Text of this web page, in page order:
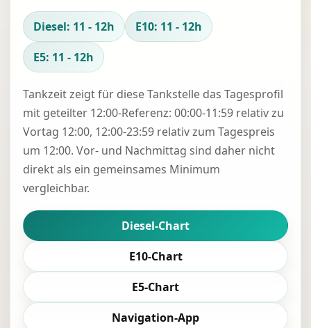
Diesel: 11 - 12h
E10: 11 - 12h
E5: 11 - 12h
Tankzeit zeigt für diese Tankstelle das Tagesprofil
mit geteilter 12:00-Referenz: 00:00-11:59 relativ zu
Vortag 12:00, 12:00-23:59 relativ zum Tagespreis
um 12:00. Vor- und Nachmittag sind daher nicht
direkt als ein gemeinsames Minimum
vergleichbar.
Diesel-Chart
E10-Chart
E5-Chart
Navigation-App